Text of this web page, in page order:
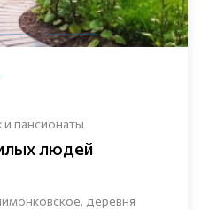
пансионаты
людей
деревня